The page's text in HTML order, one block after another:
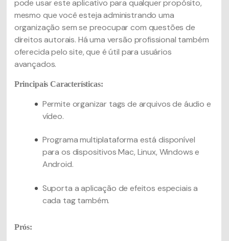
pode usar este aplicativo para qualquer propósito,
mesmo que você esteja administrando uma
organização sem se preocupar com questões de
direitos autorais. Há uma versão profissional também
oferecida pelo site, que é útil para usuários
avançados.
Principais Características:
Permite organizar tags de arquivos de áudio e
vídeo.
Programa multiplataforma está disponível
para os dispositivos Mac, Linux, Windows e
Android.
Suporta a aplicação de efeitos especiais a
cada tag também.
Prós: